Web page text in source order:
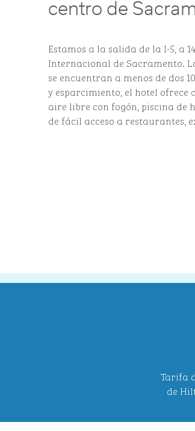
centro de
Estamos a la salida de la I-5, a
Internacional de Sacramento.
se encuentran a menos de dos
y esparcimiento, el hotel ofrece
aire libre con fogón, piscina
de fácil acceso a restaurantes,
Tarifa
de